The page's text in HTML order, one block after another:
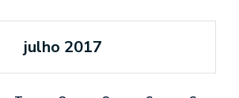
julho 2017